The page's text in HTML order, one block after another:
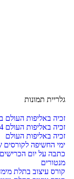
גלריית תמונות
זכיה באליפות העולם
זכיה באליפות העולם 4
זכיה באליפות העולם
ימי החשיפה לקורסים
כתבה על יום הכרישים
מנטורים
קורס עיצוב בתלת מימד